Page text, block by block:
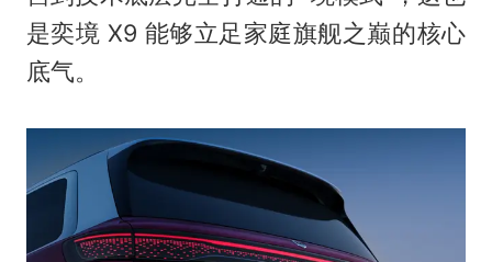
是奕境 X9 能够立足家庭旗舰之巅的核心
底气。